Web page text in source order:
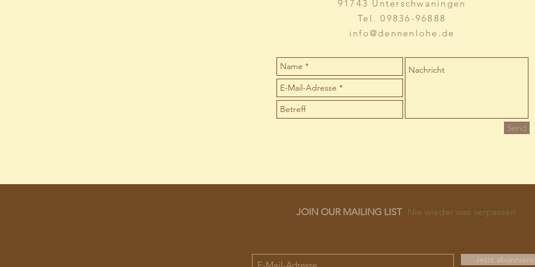
91743 Unterschwaningen
Tel. 09836-96888
info@dennenlohe.de
Send
JOIN OUR MAILING LIST Nie wieder was verpassen
Jetzt